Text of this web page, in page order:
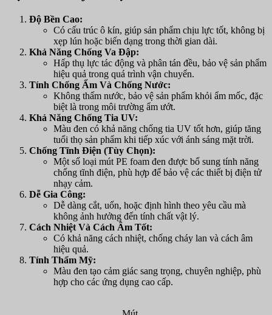
Độ Bền Cao:
Có cấu trúc ô kín, giúp sản phẩm chịu lực tốt, không bị
xẹp lún hoặc biến dạng trong thời gian dài.
Khả Năng Chống Va Đập:
Hấp thụ lực tác động và phân tán đều, bảo vệ sản phẩm
hiệu quả trong quá trình vận chuyển.
Tính Chống Ẩm Và Chống Nước:
Không thấm nước, bảo vệ sản phẩm khỏi ẩm mốc, đặc
biệt là trong môi trường ẩm ướt.
Khả Năng Chống Tia UV:
Màu đen có khả năng chống tia UV tốt hơn, giúp tăng
tuổi thọ sản phẩm khi tiếp xúc với ánh sáng mặt trời.
Chống Tĩnh Điện (Tùy Chọn):
Một số loại mút PE foam đen được bổ sung tính năng
chống tĩnh điện, phù hợp để bảo vệ các thiết bị điện tử
nhạy cảm.
Dễ Gia Công:
Dễ dàng cắt, uốn, hoặc định hình theo yêu cầu mà
không ảnh hưởng đến tính chất vật lý.
Cách Nhiệt Và Cách Âm Tốt:
Có khả năng cách nhiệt, chống cháy lan và cách âm
hiệu quả.
Tính Thẩm Mỹ:
Màu đen tạo cảm giác sang trọng, chuyên nghiệp, phù
hợp cho các ứng dụng cao cấp.